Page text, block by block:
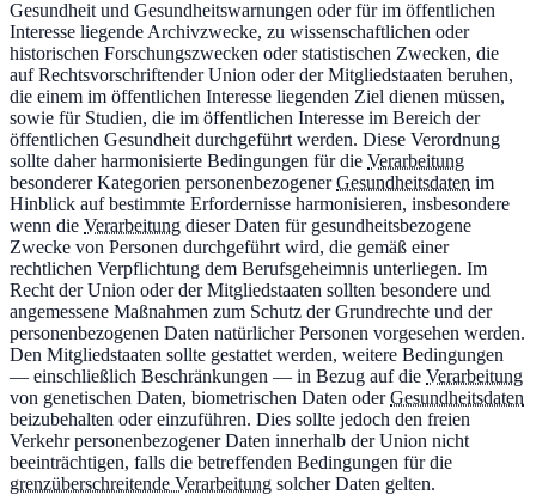
Gesundheit und Gesundheitswarnungen oder für im öffentlichen
Interesse liegende Archivzwecke, zu wissenschaftlichen oder
historischen Forschungszwecken oder statistischen Zwecken, die
auf Rechtsvorschriftender Union oder der Mitgliedstaaten beruhen,
die einem im öffentlichen Interesse liegenden Ziel dienen müssen,
sowie für Studien, die im öffentlichen Interesse im Bereich der
öffentlichen Gesundheit durchgeführt werden. Diese Verordnung
sollte daher harmonisierte Bedingungen für die Verarbeitung
besonderer Kategorien personenbezogenerGesundheitsdaten im
Hinblick auf bestimmte Erfordernisse harmonisieren, insbesondere
wenn die Verarbeitung dieser Daten für gesundheitsbezogene
Zwecke von Personen durchgeführt wird, die gemäß einer
rechtlichen Verpflichtung dem Berufsgeheimnis unterliegen. Im
Recht der Union oder der Mitgliedstaaten sollten besondere und
angemessene Maßnahmen zum Schutz der Grundrechte und der
personenbezogenen Daten natürlicher Personen vorgesehen werden.
Den Mitgliedstaaten sollte gestattet werden, weitere Bedingungen
— einschließlich Beschränkungen — in Bezug auf die Verarbeitung
von genetischen Daten, biometrischen Daten oderGesundheitsdaten
beizubehalten oder einzuführen. Dies sollte jedoch den freien
Verkehr personenbezogener Daten innerhalb der Union nicht
beeinträchtigen, falls die betreffenden Bedingungen für die
grenzüberschreitende Verarbeitung solcher Daten gelten.